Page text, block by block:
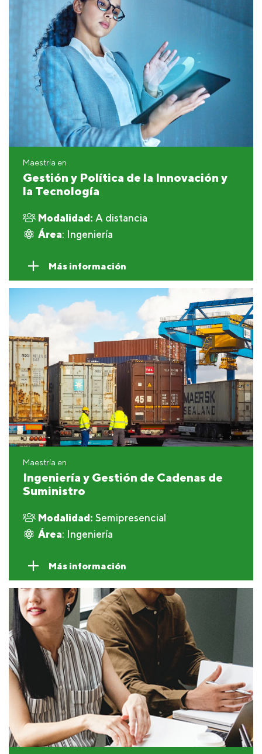
Maestría en
Gestión y Política de la Innovación y
la Tecnología
Modalidad: A distancia
Área: Ingeniería
Más información
Maestría en
Ingeniería y Gestión de Cadenas de
Suministro
Modalidad: Semipresencial
Área: Ingeniería
Más información